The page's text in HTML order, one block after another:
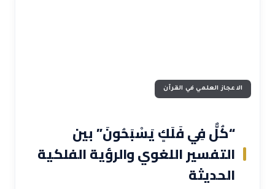
الاعجاز العلمي في القرآن
“كُلٌّ فِي فَلَكٍ يَسْبَحُونَ” بين
التفسير اللغوي والرؤية الفلكية
الحديثة